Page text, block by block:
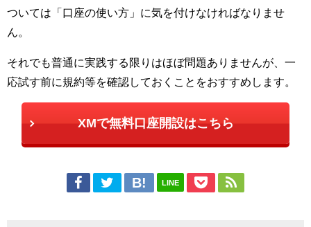
ついては「口座の使い方」に気を付けなければなりませ
ん。
それでも普通に実践する限りはほぼ問題ありませんが、一
応試す前に規約等を確認しておくことをおすすめします。
XMで無料口座開設はこちら
LINE